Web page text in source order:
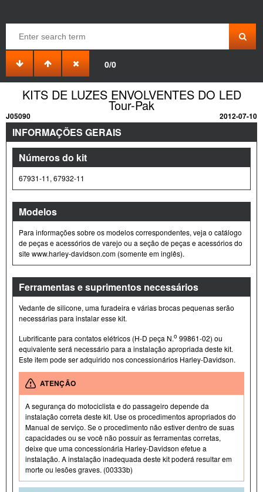
0/0
KITS DE LUZES ENVOLVENTES DO LED
Tour- Pak
J05090 2012-07-10
INFORMAÇÕES GERAIS
Números do kit
67931-11, 67932-11
Modelos
Para informações sobre os modelos correspondentes, veja o catálogo
de peças e acessórios de varejo ou a seção de peças e acessórios do
site www.harley-davidson.com (somente em inglês).
Ferramentas e suprimentos necessários
Vedante de silicone, uma furadeira e várias brocas pequenas serão
necessárias para instalar esse kit.
Lubrificante para contatos elétricos (H- D peça N.o 99861-02) ou
equivalente será necessário para a instalação apropriada deste kit.
Este item pode ser adquirido nos concessionários Harley-Davidson.
ATENÇÃO
A segurança do motociclista e do passageiro depende da
instalação correta deste kit. Use os procedimentos apropriados do
Manual de serviço. Se o procedimento não estiver dentro de suas
capacidades ou se você não possuir as ferramentas corretas,
deixe que uma concessionária Harley-Davidson efetue a
instalação. A instalação inadequada deste kit poderá resultar em
morte ou lesões graves. (00333b)